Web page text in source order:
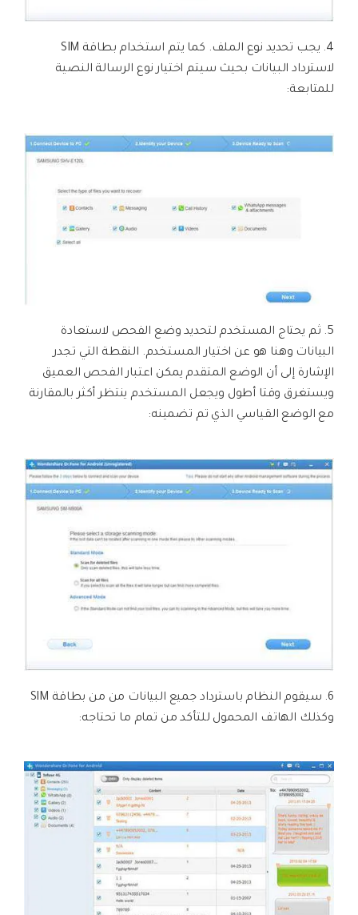
4. يجب تحديد نوع الملف. كما يتم استخدام بطاقة SIM
لاسترداد البيانات بحيث سيتم اختيار نوع الرسالة النصية
للمتابعة:
5. ثم يحتاج المستخدم لتحديد وضع الفحص لاستعادة
البيانات وهنا هو عن اختيار المستخدم. النقطة التي تجدر
الإشارة إلى أن الوضع المتقدم يمكن اعتبار الفحص العميق
ويستغرق وقتا أطول ويجعل المستخدم ينتظر أكثر بالمقارنة
مع الوضع القياسي الذي تم تضمينه:
6. سيقوم النظام باسترداد جميع البيانات من من بطاقة SIM
وكذلك الهاتف المحمول للتأكد من تمام ما تحتاجه: